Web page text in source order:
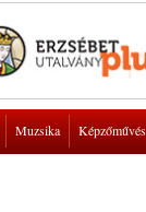
Muzsika